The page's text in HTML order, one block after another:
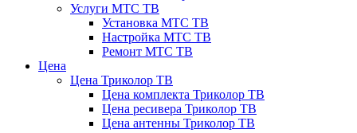
Услуги МТС ТВ
Установка МТС ТВ
Настройка МТС ТВ
Ремонт МТС ТВ
Цена
Цена Триколор ТВ
Цена комплекта Триколор ТВ
Цена ресивера Триколор ТВ
Цена антенны Триколор ТВ